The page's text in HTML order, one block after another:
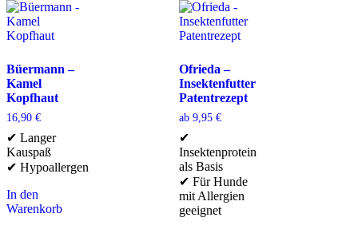
Büermann –
Kamel
Kopfhaut
16,90 €
✔ Langer
Kauspaß
✔ Hypoallergen
In den
Warenkorb
Ofrieda –
Insektenfutter
Patentrezept
ab 9,95 €
✔
Insektenprotein
als Basis
✔ Für Hunde
mit Allergien
geeignet